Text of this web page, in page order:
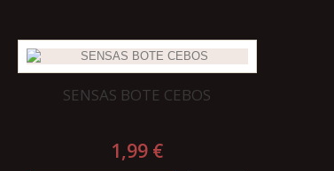
SENSAS BOTE CEBOS
1,99 €